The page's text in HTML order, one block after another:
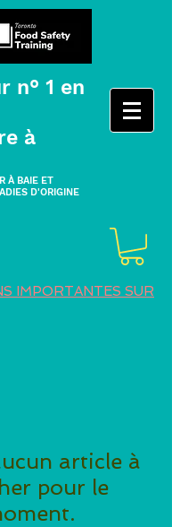
n° 1 en
à
À BAIE ET
D'ORIGINE
IMPORTANTES SUR
article à
pour le